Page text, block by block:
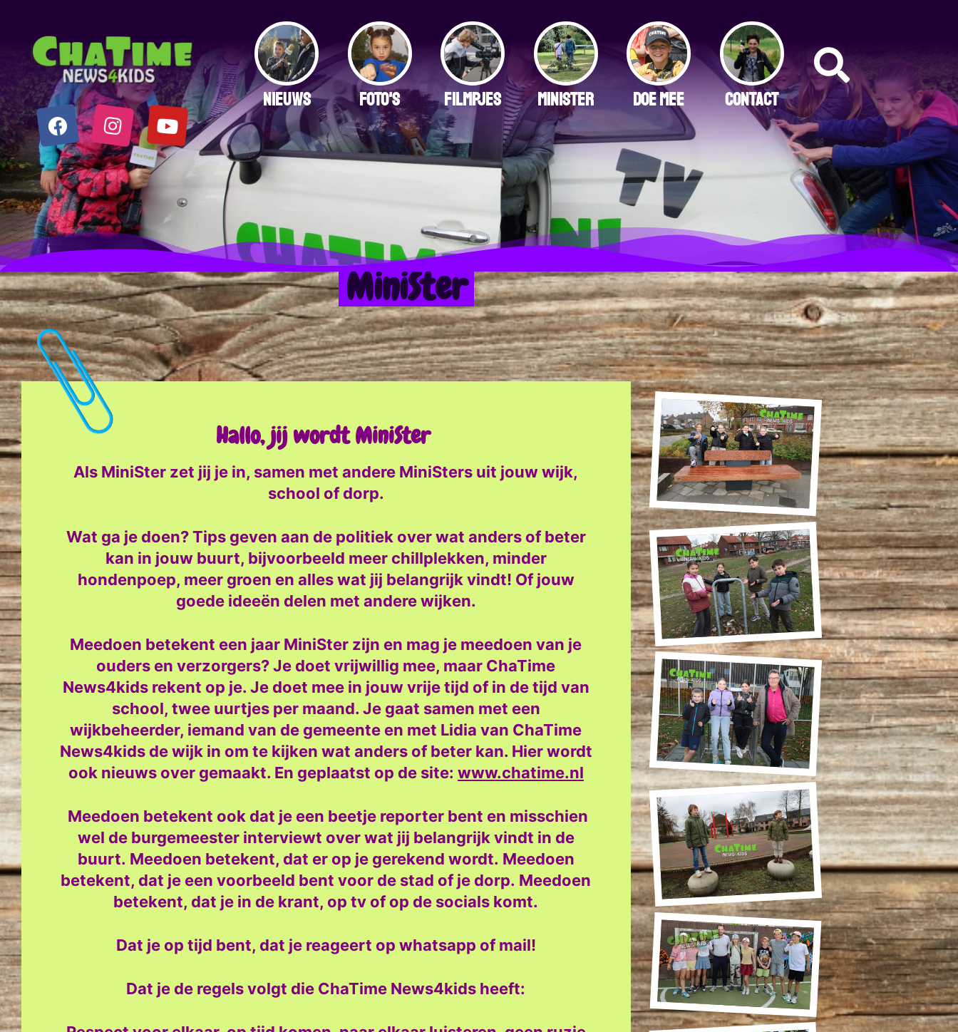
NIEUWS FOTO'S FILMPJES MINISTER DOE MEE CONTACT
MiniSter
Hallo,jij wordt MiniSter
Als MiniSter zet jij je in, samen met andere MiniSters uit jouw wijk,
school of dorp.
Wat ga je doen? Tips geven aan de politiek over wat anders of beter
kan in jouw buurt, bijvoorbeeld meer chillplekken, minder
hondenpoep, meer groen en alles wat jij belangrijk vindt! Of jouw
goede ideeën delen met andere wijken.
Meedoen betekent een jaar MiniSter zijn en mag je meedoen van je
ouders en verzorgers? Je doet vrijwillig mee, maar ChaTime
News4kids rekent op je. Je doet mee in jouw vrije tijd of in de tijd van
school, twee uurtjes per maand. Je gaat samen met een
wijkbeheerder, iemand van de gemeente en met Lidia van ChaTime
News4kids de wijk in om te kijken wat anders of beter kan. Hier wordt
ook nieuws over gemaakt. En geplaatst op de site: www.chatime.nl
Meedoen betekent ook dat je een beetje reporter bent en misschien
wel de burgemeester interviewt over wat jij belangrijk vindt in de
buurt. Meedoen betekent, dat er op je gerekend wordt. Meedoen
betekent, dat je een voorbeeld bent voor de stad of je dorp. Meedoen
betekent, dat je in de krant, op tv of op de socials komt.
Dat je op tijd bent, dat je reageert op whatsapp of mail!
Dat je de regels volgt die ChaTime News4kids heeft: